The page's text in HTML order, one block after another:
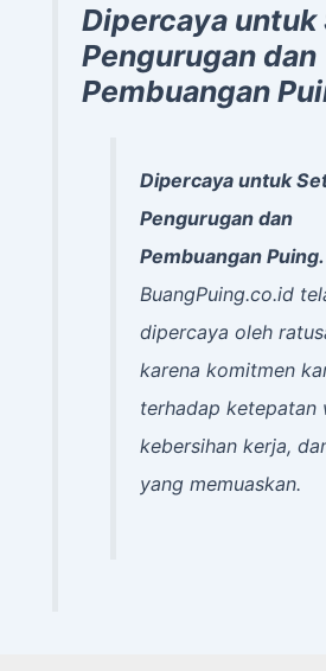
Dipercaya untuk
Pengurugan dan
Pembuangan
Dipercaya untuk
Pengurugan dan
Pembuangan Puing.
BuangPuing.co.id
dipercaya oleh
karena komitmen
terhadap ketepatan
kebersihan kerja,
yang memuaskan.